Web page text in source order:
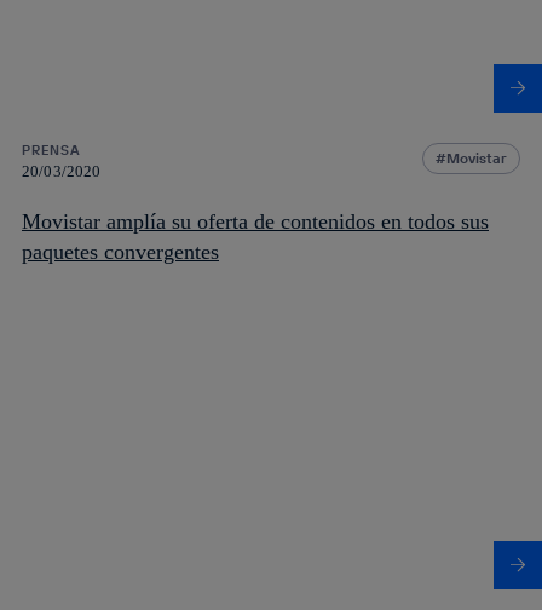
PRENSA
20/03/2020
Movistar
Movistar amplía su oferta de contenidos en todos sus
paquetes convergentes